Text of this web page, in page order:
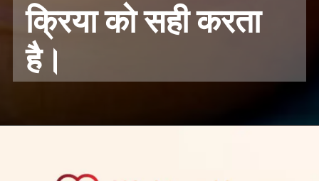
क्रिया को सही करता
है।